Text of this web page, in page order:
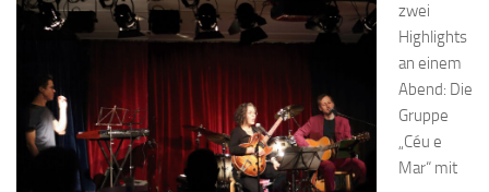
zwei
Highlights
an einem
Abend: Die
Gruppe
„Céu e
Mar“ mit